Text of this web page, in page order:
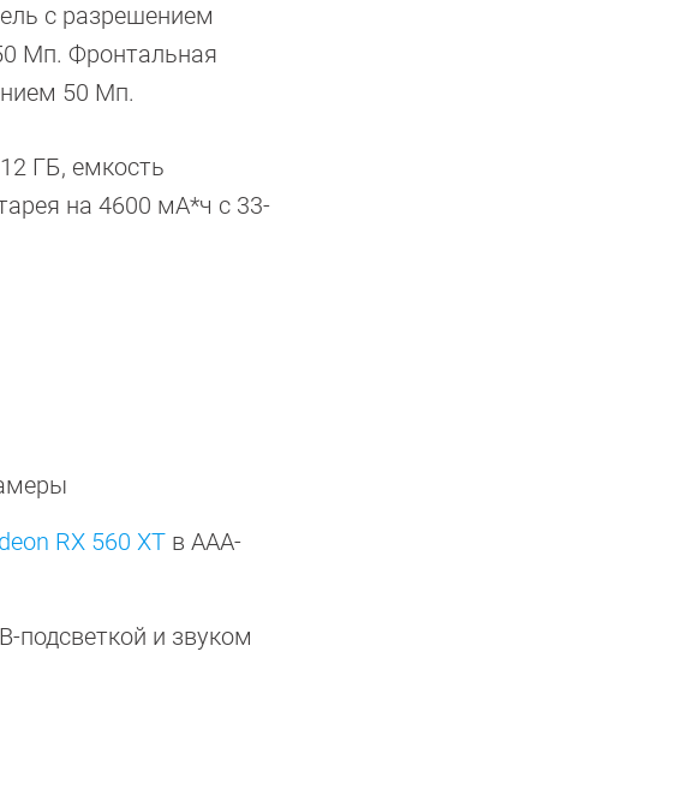
с разрешением
Мп. Фронтальная
50 Мп.
ГБ, емкость
на 4600 мА*ч с 33-
RX 560 XT в ААА-
подсветкой и звуком